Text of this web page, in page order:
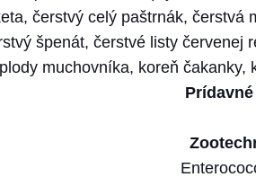
čerstvý celý paštrnák, čerstvá
špenát, čerstvé listy červenej
plody muchovníka, koreň čakanky,